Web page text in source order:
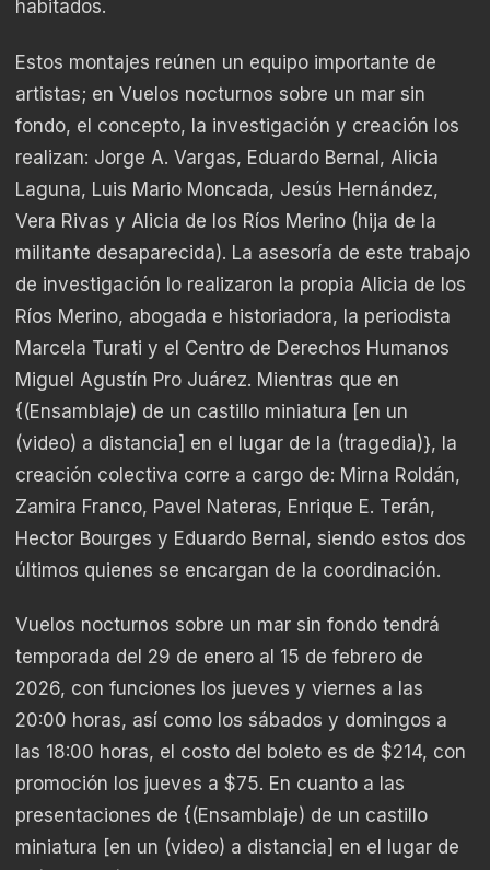
habitados.
Estos montajes reúnen un equipo importante de
artistas; en Vuelos nocturnos sobre un mar sin
fondo, el concepto, la investigación y creación los
realizan: Jorge A. Vargas, Eduardo Bernal, Alicia
Laguna, Luis Mario Moncada, Jesús Hernández,
Vera Rivas y Alicia de los Ríos Merino (hija de la
militante desaparecida). La asesoría de este trabajo
de investigación lo realizaron la propia Alicia de los
Ríos Merino, abogada e historiadora, la periodista
Marcela Turati y el Centro de Derechos Humanos
Miguel Agustín Pro Juárez. Mientras que en
{(Ensamblaje) de un castillo miniatura [en un
(video) a distancia] en el lugar de la (tragedia)}, la
creación colectiva corre a cargo de: Mirna Roldán,
Zamira Franco, Pavel Nateras, Enrique E. Terán,
Hector Bourges y Eduardo Bernal, siendo estos dos
últimos quienes se encargan de la coordinación.
Vuelos nocturnos sobre un mar sin fondo tendrá
temporada del 29 de enero al 15 de febrero de
2026, con funciones los jueves y viernes a las
20:00 horas, así como los sábados y domingos a
las 18:00 horas, el costo del boleto es de $214, con
promoción los jueves a $75. En cuanto a las
presentaciones de {(Ensamblaje) de un castillo
miniatura [en un (video) a distancia] en el lugar de